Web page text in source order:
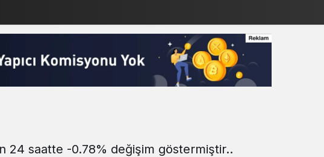
24 saatte -0.78% değişim göstermiştir..